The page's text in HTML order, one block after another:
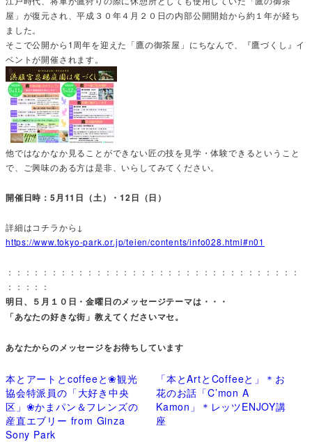
屋」が復元され、平成３０年４月２０日の内部公開開始から約１年が経ち
ました。
そこで公開から1周年を迎えた「鷹の御茶屋」にちなんで、『鷹づくし』イ
ベントが開催されます。
他ではなかなか見ることができない匠の技を見学・体験できるということ
で、ご興味のある方は是非、いらしてみてください。
開催日時：5月11日（土）・12日（日）
詳細はコチラから↓
https://www.tokyo-park.or.jp/teien/contents/info028.html#n01
：：：：：：：：：：：：：：：：：：：：：：：：：：：：：：：：：
：：：：：
明日、５月１０日・金曜日のメッセージテーマは・・・
「あなたの好きな街」教えてくださいマセ。
あなたからのメッセージをお待ちしています
本とアートとcoffeeと❀観光
協会特派員の「大好き中央
区」❀かまパン＆フレンズの
産直エブリー from Ginza
Sony Park
「本とArtとCoffeeと」＊お
花のお話「C’mon A
Kamon」＊レッツENJOY講
座